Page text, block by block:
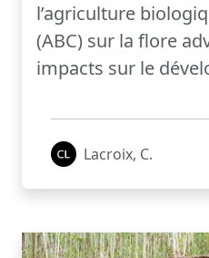
l’agriculture
(ABC) sur la flore
impacts sur le
Lacroix, C.